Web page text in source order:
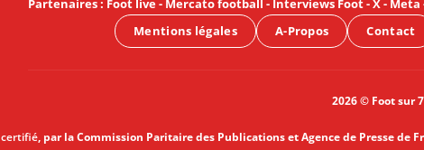
Partenaires: Foot live- Mercato football - Interviews Foot-X- Meta
Mentions légales
A-Propos Contact
2026 © Foot sur 7
certifié, par la Commission Paritaire des Publications et Agence de Presse de